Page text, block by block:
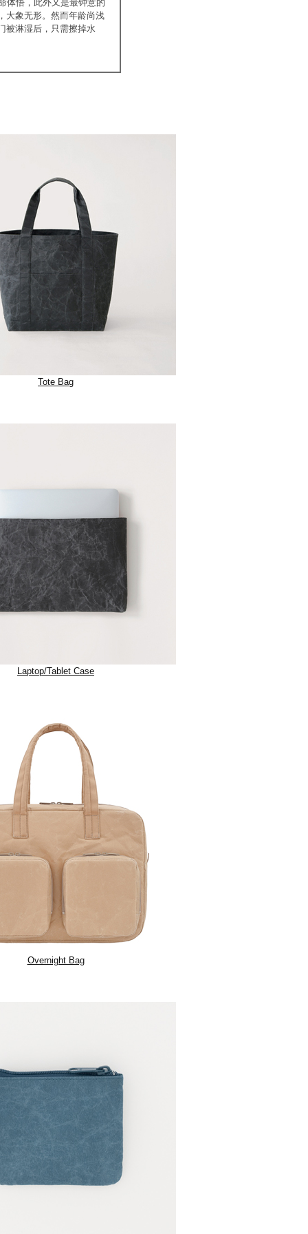
体悟，此外又是最钟意的
大象无形。然而年龄尚浅
被淋湿后，只需擦掉水
Tote Bag
Laptop/Tablet Case
Overnight Bag